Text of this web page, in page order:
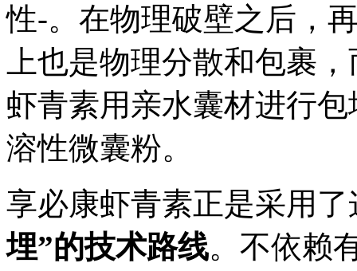
性-。在物理破壁之后，
上也是物理分散和包裹
虾青素用亲水囊材进行
溶性微囊粉。
享必康虾青素正是采用
埋”的技术路线。不依赖